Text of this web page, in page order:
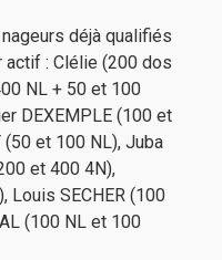
déjà qualifiés
actif : Clélie (200 dos
NL + 50 et 100
DEXEMPLE (100 et
(50 et 100 NL), Juba
et 400 4N),
Louis SECHER (100
(100 NL et 100